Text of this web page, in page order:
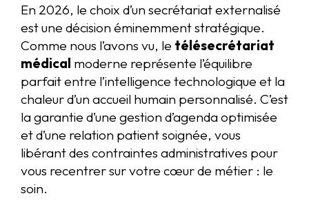
En 2026, le choix d’un secrétariat externalisé
est une décision éminemment stratégique.
Comme nous l’avons vu, le télésecrétariat
médical moderne représente l’équilibre
parfait entre l’intelligence technologique et la
chaleur d’un accueil humain personnalisé. C’est
la garantie d’une gestion d’agenda optimisée
et d’une relation patient soignée, vous
libérant des contraintes administratives pour
vous recentrer sur votre cœur de métier : le
soin.